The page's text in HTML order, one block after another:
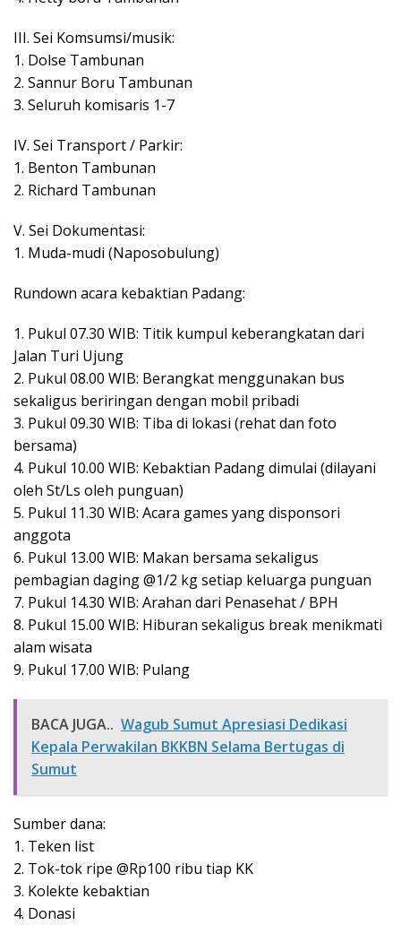
III. Sei Komsumsi/musik:
1. Dolse Tambunan
2. Sannur Boru Tambunan
3. Seluruh komisaris 1-7
IV. Sei Transport / Parkir:
1. Benton Tambunan
2. Richard Tambunan
V. Sei Dokumentasi:
1. Muda-mudi (Naposobulung)
Rundown acara kebaktian Padang:
1. Pukul 07.30 WIB: Titik kumpul keberangkatan dari
Jalan Turi Ujung
2. Pukul 08.00 WIB: Berangkat menggunakan bus
sekaligus beriringan dengan mobil pribadi
3. Pukul 09.30 WIB: Tiba di lokasi (rehat dan foto
bersama)
4. Pukul 10.00 WIB: Kebaktian Padang dimulai (dilayani
oleh St/Ls oleh punguan)
5. Pukul 11.30 WIB: Acara games yang disponsori
anggota
6. Pukul 13.00 WIB: Makan bersama sekaligus
pembagian daging @1/2 kg setiap keluarga punguan
7. Pukul 14.30 WIB: Arahan dari Penasehat / BPH
8. Pukul 15.00 WIB: Hiburan sekaligus break menikmati
alam wisata
9. Pukul 17.00 WIB: Pulang
BACA JUGA.. Wagub Sumut Apresiasi Dedikasi
Kepala Perwakilan BKKBN Selama Bertugas di
Sumut
Sumber dana:
1. Teken list
2. Tok-tok ripe @Rp100 ribu tiap KK
3. Kolekte kebaktian
4. Donasi